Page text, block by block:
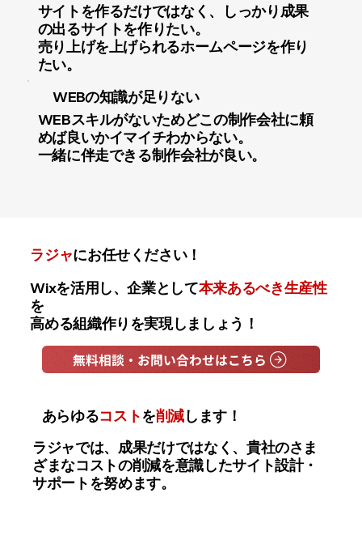
サイトを作るだけではなく、しっかり成果
の出るサイトを作りたい。
売り上げを上げられるホームページを作り
たい。
WEB⁨⁩の知識が足りない
WEBスキルがないためどこの制作会社に頼
めば良いかイマイチわからない。
一緒に伴走できる制作会社が良い。
ラジャにお任せください！
Wixを活用し、企業として本来あるべき生産性
を
高める組織作りを実現しましょう！
無料相談・お問い合わせはこちら
あらゆるコストを削減します！
ラジャでは、成果だけではなく、貴社のさま
ざまなコストの削減を意識したサイト設計・
サポートを努めます。